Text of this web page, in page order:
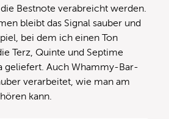
Bestnote verabreicht werden.
bleibt das Signal sauber und
bei dem ich einen Ton
Terz, Quinte und Septime
geliefert. Auch Whammy-Bar-
verarbeitet, wie man am
kann.